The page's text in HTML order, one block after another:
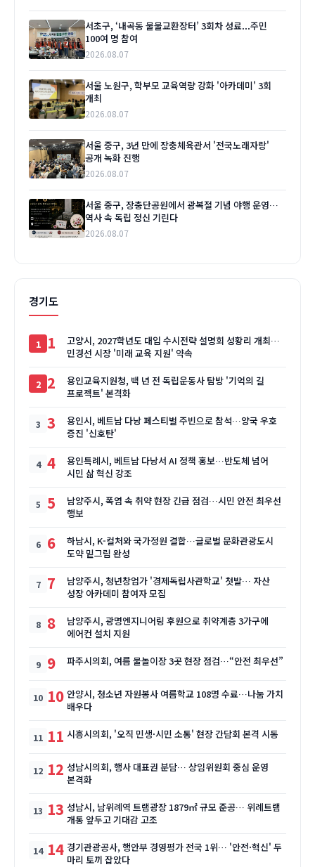
서초구, ‘내곡동 물물교환장터’ 3회차 성료...주민
100여 명 참여
2026.08.07
서울 노원구, 학부모 교육역량 강화 '아카데미' 3회
개최
2026.08.07
서울 중구, 3년 만에 장충체육관서 '전국노래자랑'
공개 녹화 진행
2026.08.07
서울 중구, 장충단공원에서 광복절 기념 야행 운영…
역사 속 독립 정신 기린다
2026.08.07
경기도
1
고양시, 2027학년도 대입 수시전략 설명회 성황리 개최…
민경선 시장 '미래 교육 지원' 약속
2
용인교육지원청, 백 년 전 독립운동사 탐방 '기억의 길
프로젝트' 본격화
3
용인시, 베트남 다낭 페스티벌 주빈으로 참석…양국 우호
증진 '신호탄'
4
용인특례시, 베트남 다낭서 AI 정책 홍보…반도체 넘어
시민 삶 혁신 강조
5
남양주시, 폭염 속 취약 현장 긴급 점검…시민 안전 최우선
행보
6
하남시, K-컬처와 국가정원 결합…글로벌 문화관광도시
도약 밑그림 완성
7
남양주시, 청년창업가 '경제독립사관학교' 첫발… 자산
성장 아카데미 참여자 모집
8
남양주시, 광명엔지니어링 후원으로 취약계층 3가구에
에어컨 설치 지원
9 파주시의회, 여름 물놀이장 3곳 현장 점검…“안전 최우선”
10 안양시, 청소년 자원봉사 여름학교 108명 수료…나눔 가치
배우다
11 시흥시의회, '오직 민생·시민 소통' 현장 간담회 본격 시동
12 성남시의회, 행사 대표권 분담… 상임위원회 중심 운영
본격화
13 성남시, 남위례역 트램광장 1879㎡ 규모 준공… 위례트램
개통 앞두고 기대감 고조
14 경기관광공사, 행안부 경영평가 전국 1위… '안전·혁신' 두
마리 토끼 잡았다